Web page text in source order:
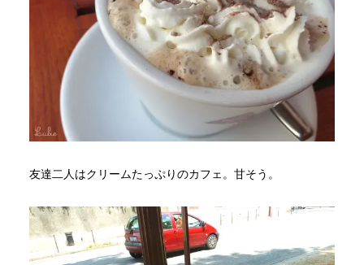
友達二人はクリームたっぷりのカフェ。甘そう。